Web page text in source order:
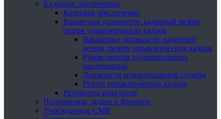
Кадровое обеспечение
Кадровое обеспечение
Вакантные должности, кадровый резерв,
резерв управленческих кадров
Вакантные должности, кадровый
резерв, резерв управленческих кадров
Руководители муниципальных
предприятий
Должности муниципальной службы
Резерв управленческих кадров
Результаты конкурсов
Полномочия, задачи и функции
Учрежденные СМИ